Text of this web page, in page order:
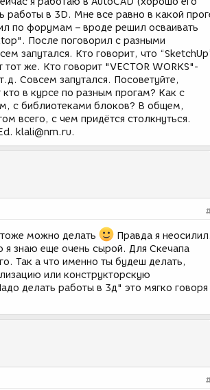
работы в 3D. Мне все равно в какой
по форумам – вроде решил осваивать
После поговорил с разными
запутался. Кто говорит, что
тот же. Кто говорит "VECTOR WORKS"-
Совсем запутался. Посоветуйте,
в курсе по разным прогам? Как с
с библиотеками блоков? В общем,
всего, с чем придётся столкнуться.
klali@nm.ru.
можно делать
Правда я
я знаю еще очень сырой. Для Скечапа
Так а что именно ты будеш делать,
или конструкторскую
делать работы в 3д" это мягко говоря